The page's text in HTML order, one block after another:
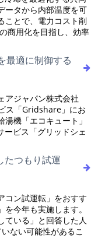
ータから内部温度を可
ことで、電力コスト削
商用化を目指し、効率
最適に制御する
アジャパン株式会社
ス「Gridshare」にお
機「エコキュート」
ービス「グリッドシェ
たつもり試運
コン試運転」をおすす
今年も実施します。
ている」と回答した人
ない可能性があるこ